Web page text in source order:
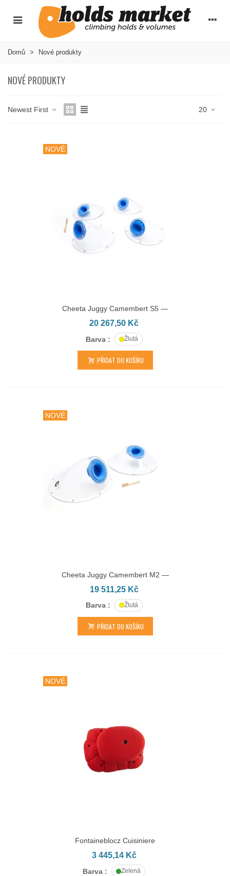
Domů > Nové produkty
NOVÉ PRODUKTY
Newest First 20
NOVÉ
Cheeta Juggy Camembert S5 —
HY.29.05.S
20 267,50 Kč
Barva : Žlutá
PŘIDAT DO KOŠÍKU
NOVÉ
Cheeta Juggy Camembert M2 —
HY.29.12.M
19 511,25 Kč
Barva : Žlutá
PŘIDAT DO KOŠÍKU
NOVÉ
Fontaineblocz Cuisiniere
3 445,14 Kč
Barva : Zelená